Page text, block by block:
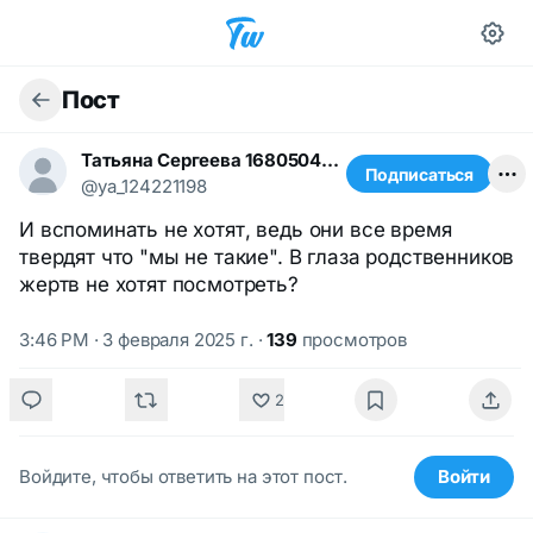
Пост
Татьяна Сергеева 1680504858
@ya_124221198
Подписаться
И вспоминать не хотят, ведь они все время
твердят что "мы не такие". В глаза родственников
жертв не хотят посмотреть?
3:46 PM · 3 февраля 2025 г. ·139 просмотров
2
Войдите, чтобы ответить на этот пост. Войти